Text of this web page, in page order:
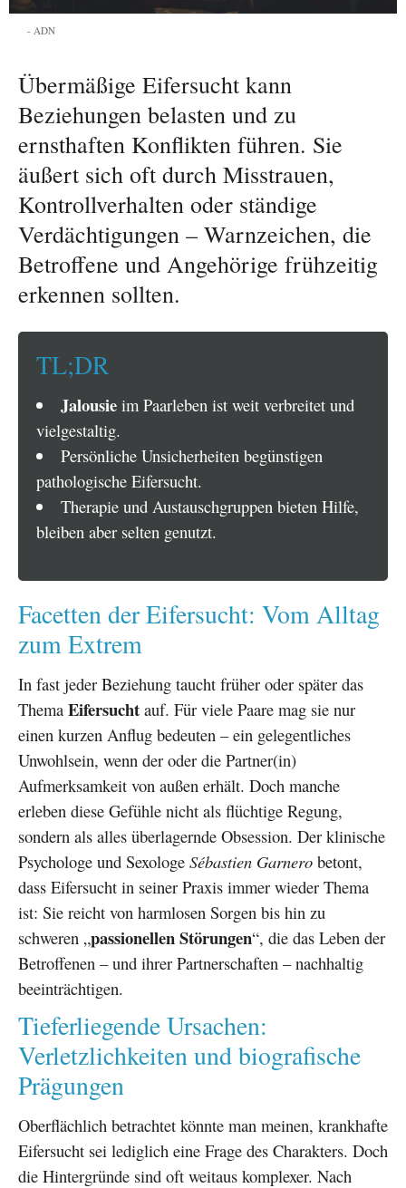
ADN
Übermäßige Eifersucht kann
Beziehungen belasten und zu
ernsthaften Konflikten führen. Sie
äußert sich oft durch Misstrauen,
Kontrollverhalten oder ständige
Verdächtigungen – Warnzeichen, die
Betroffene und Angehörige frühzeitig
erkennen sollten.
TL;DR
Jalousieim Paarleben ist weit verbreitet und
vielgestaltig.
Persönliche Unsicherheiten begünstigen
pathologische Eifersucht.
Therapie und Austauschgruppen bieten Hilfe,
bleiben aber selten genutzt.
Facetten der Eifersucht: Vom Alltag
zum Extrem
In fast jeder Beziehung taucht früher oder später das
Thema Eifersucht auf. Für viele Paare mag sie nur
einen kurzen Anflug bedeuten – ein gelegentliches
Unwohlsein, wenn der oder die Partner(in)
Aufmerksamkeit von außen erhält. Doch manche
erleben diese Gefühle nicht als flüchtige Regung,
sondern als alles überlagernde Obsession. Der klinische
Psychologe und Sexologe Sébastien Garnero betont,
dass Eifersucht in seiner Praxis immer wieder Thema
ist: Sie reicht von harmlosen Sorgen bis hin zu
schweren „passionellen Störungen“, die das Leben der
Betroffenen – und ihrer Partnerschaften – nachhaltig
beeinträchtigen.
Tieferliegende Ursachen:
Verletzlichkeiten und biografische
Prägungen
Oberflächlich betrachtet könnte man meinen, krankhafte
Eifersucht sei lediglich eine Frage des Charakters. Doch
die Hintergründe sind oft weitaus komplexer. Nach